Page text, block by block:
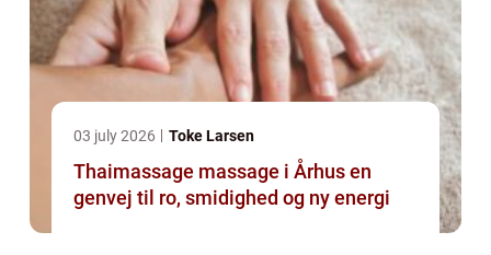
03 july 2026 Toke Larsen
Thaimassage massage i Århus en
genvej til ro, smidighed og ny energi